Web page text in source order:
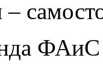
ФАиС